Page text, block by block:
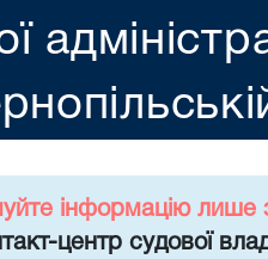
інформацію лише
центр судової